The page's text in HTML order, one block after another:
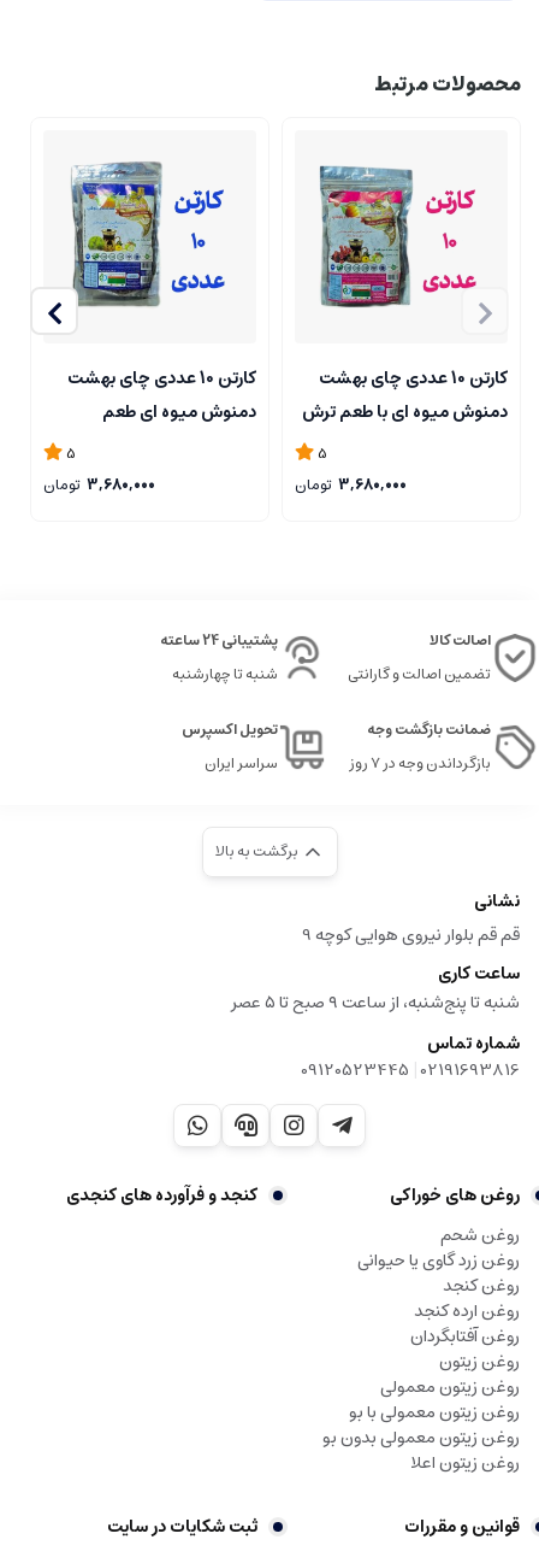
محصولات مرتبط
کارتن 10 عددی چای بهشت
دمنوش میوه ای با طعم ترش
و شیرین بسته بندی پاکت 2005
3,680,000 تومان
کارتن 10 عددی چای بهشت
دمنوش میوه ای طعم
لیموگراس بسته بندی پاکت
5
3,680,000 تومان
اصالت کالا
تضمین اصالت و گارانتی
پشتیبانی 24 ساعته
شنبه تا چهارشنبه
ضمانت بازگشت وجه
بازگرداندن وجه در ۷ روز
تحویل اکسپرس
سراسر ایران
برگشت به بالا
نشانی
قم قم بلوار نیروی هوایی کوچه 9
ساعت کاری
شنبه تا پنج‌شنبه، از ساعت ۹ صبح تا ۵ عصر
شماره تماس
02191693816
|
09120523445
روغن های خوراکی
روغن شحم
روغن زرد گاوی یا حیوانی
روغن کنجد
روغن ارده کنجد
روغن آفتابگردان
روغن زیتون
روغن زیتون معمولی
روغن زیتون معمولی با بو
روغن زیتون معمولی بدون بو
روغن زیتون اعلا
کنجد و فرآورده های کنجدی
قوانین و مقررات ثبت شکایات در سایت